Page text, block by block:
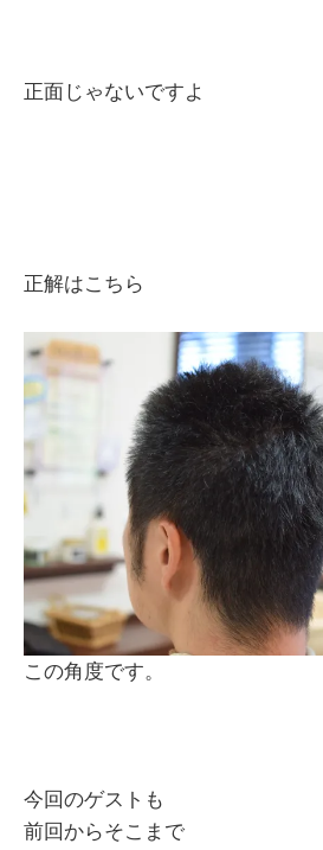
正面じゃないですよ
正解はこちら
この角度です。
今回のゲストも
前回からそこまで